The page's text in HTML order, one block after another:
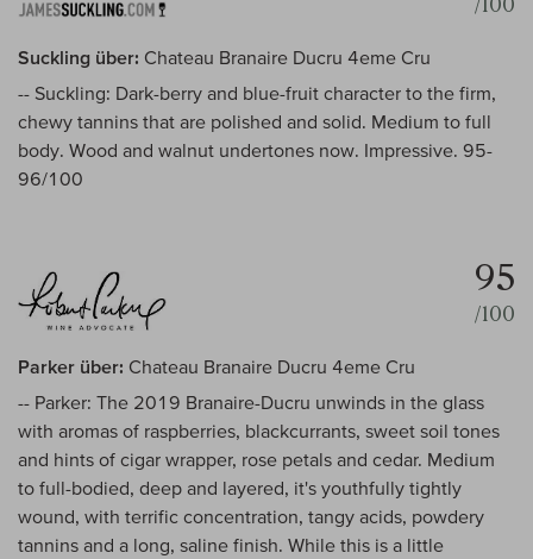
/100
Suckling über: Chateau Branaire Ducru 4eme Cru
-- Suckling: Dark-berry and blue-fruit character to the firm,
chewy tannins that are polished and solid. Medium to full
body. Wood and walnut undertones now. Impressive. 95-
96/100
95
/100
Parker über: Chateau Branaire Ducru 4eme Cru
-- Parker: The 2019 Branaire-Ducru unwinds in the glass
with aromas of raspberries, blackcurrants, sweet soil tones
and hints of cigar wrapper, rose petals and cedar. Medium
to full-bodied, deep and layered, it's youthfully tightly
wound, with terrific concentration, tangy acids, powdery
tannins and a long, saline finish. While this is a little